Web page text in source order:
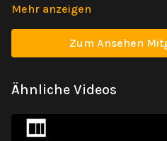
gesagt die Hüftposition und die
Mehr anzeigen
Zum Ansehen
Ähnliche Videos